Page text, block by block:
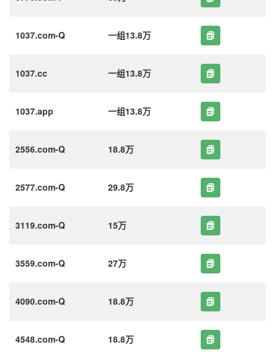
1037.com-Q 一组13.8万
1037.cc 一组13.8万
1037.app 一组13.8万
2556.com-Q 18.8万
2577.com-Q 29.8万
3119.com-Q 15万
3559.com-Q 27万
4090.com-Q 18.8万
4548.com-Q 18.8万